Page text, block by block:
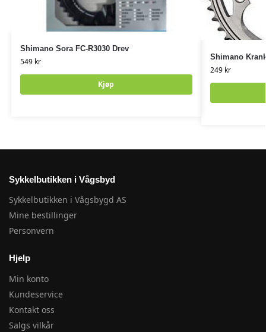
Shimano Sora FC-R3030 Drev
549 kr
Kjøp
Shimano
249 kr
Sykkelbutikken i Vågsbyd
Sykkelbutikken i Vågsbygd AS
Mine bestillinger
Personvern
Hjelp
Min konto
Kundeservice
Kontakt oss
Salgs vilkår